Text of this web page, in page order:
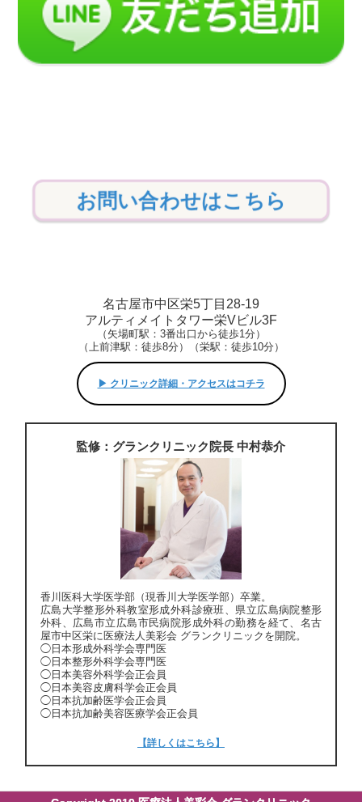
お問い合わせはこちら
名古屋市中区栄5丁目28-19
アルティメイトタワー栄Vビル3F
（矢場町駅：3番出口から徒歩1分）
（上前津駅：徒歩8分）（栄駅：徒歩10分）
▶︎ クリニック詳細・アクセスはコチラ
監修：グランクリニック院長 中村恭介
香川医科大学医学部（現香川大学医学部）卒業。
広島大学整形外科教室形成外科診療班、県立広島病院整形
外科、広島市立広島市民病院形成外科の勤務を経て、名古
屋市中区栄に医療法人美彩会 グランクリニックを開院。
◯日本形成外科学会専門医
◯日本整形外科学会専門医
◯日本美容外科学会正会員
◯日本美容皮膚科学会正会員
◯日本抗加齢医学会正会員
◯日本抗加齢美容医療学会正会員
【詳しくはこちら】